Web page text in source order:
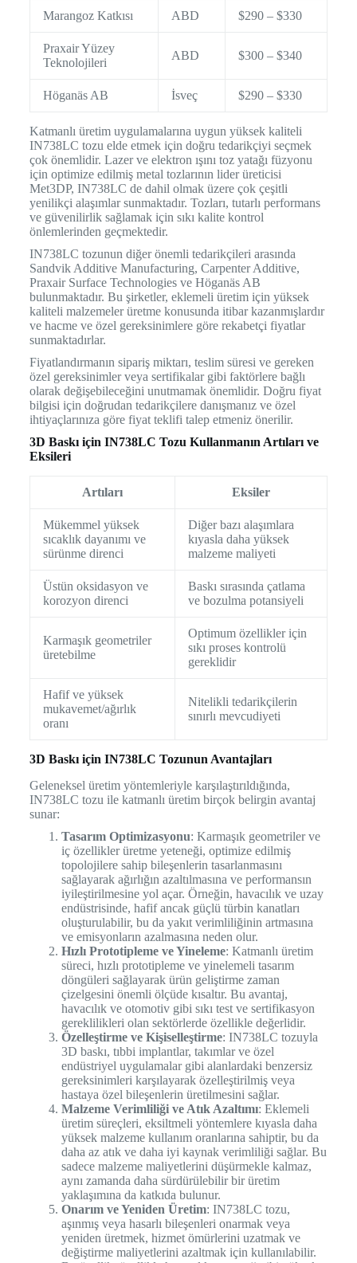
Marangoz Katkısı ABD $290 – $330
Praxair Yüzey
Teknolojileri
ABD $300 – $340
Höganäs AB İsveç $290 – $330
Katmanlı üretim uygulamalarına uygun yüksek kaliteli
IN738LC tozu elde etmek için doğru tedarikçiyi seçmek
çok önemlidir. Lazer ve elektron ışını toz yatağı füzyonu
için optimize edilmiş metal tozlarının lider üreticisi
Met3DP, IN738LC de dahil olmak üzere çok çeşitli
yenilikçi alaşımlar sunmaktadır. Tozları, tutarlı performans
ve güvenilirlik sağlamak için sıkı kalite kontrol
önlemlerinden geçmektedir.
IN738LC tozunun diğer önemli tedarikçileri arasında
Sandvik Additive Manufacturing, Carpenter Additive,
Praxair Surface Technologies ve Höganäs AB
bulunmaktadır. Bu şirketler, eklemeli üretim için yüksek
kaliteli malzemeler üretme konusunda itibar kazanmışlardır
ve hacme ve özel gereksinimlere göre rekabetçi fiyatlar
sunmaktadırlar.
Fiyatlandırmanın sipariş miktarı, teslim süresi ve gereken
özel gereksinimler veya sertifikalar gibi faktörlere bağlı
olarak değişebileceğini unutmamak önemlidir. Doğru fiyat
bilgisi için doğrudan tedarikçilere danışmanız ve özel
ihtiyaçlarınıza göre fiyat teklifi talep etmeniz önerilir.
3D Baskı için IN738LC Tozu Kullanmanın Artıları ve
Eksileri
Artıları Eksiler
Mükemmel yüksek
sıcaklık dayanımı ve
sürünme direnci
Diğer bazı alaşımlara
kıyasla daha yüksek
malzeme maliyeti
Üstün oksidasyon ve
korozyon direnci
Baskı sırasında çatlama
ve bozulma potansiyeli
Karmaşık geometriler
üretebilme
Optimum özellikler için
sıkı proses kontrolü
gereklidir
Hafif ve yüksek
mukavemet/ağırlık
oranı
Nitelikli tedarikçilerin
sınırlı mevcudiyeti
3D Baskı için IN738LC Tozunun Avantajları
Geleneksel üretim yöntemleriyle karşılaştırıldığında,
IN738LC tozu ile katmanlı üretim birçok belirgin avantaj
sunar:
Tasarım Optimizasyonu: Karmaşık geometriler ve
iç özellikler üretme yeteneği, optimize edilmiş
topolojilere sahip bileşenlerin tasarlanmasını
sağlayarak ağırlığın azaltılmasına ve performansın
iyileştirilmesine yol açar. Örneğin, havacılık ve uzay
endüstrisinde, hafif ancak güçlü türbin kanatları
oluşturulabilir, bu da yakıt verimliliğinin artmasına
ve emisyonların azalmasına neden olur.
Hızlı Prototipleme ve Yineleme: Katmanlı üretim
süreci, hızlı prototipleme ve yinelemeli tasarım
döngüleri sağlayarak ürün geliştirme zaman
çizelgesini önemli ölçüde kısaltır. Bu avantaj,
havacılık ve otomotiv gibi sıkı test ve sertifikasyon
gereklilikleri olan sektörlerde özellikle değerlidir.
Özelleştirme ve Kişiselleştirme: IN738LC tozuyla
3D baskı, tıbbi implantlar, takımlar ve özel
endüstriyel uygulamalar gibi alanlardaki benzersiz
gereksinimleri karşılayarak özelleştirilmiş veya
hastaya özel bileşenlerin üretilmesini sağlar.
Malzeme Verimliliği ve Atık Azaltımı: Eklemeli
üretim süreçleri, eksiltmeli yöntemlere kıyasla daha
yüksek malzeme kullanım oranlarına sahiptir, bu da
daha az atık ve daha iyi kaynak verimliliği sağlar. Bu
sadece malzeme maliyetlerini düşürmekle kalmaz,
aynı zamanda daha sürdürülebilir bir üretim
yaklaşımına da katkıda bulunur.
Onarım ve Yeniden Üretim: IN738LC tozu,
aşınmış veya hasarlı bileşenleri onarmak veya
yeniden üretmek, hizmet ömürlerini uzatmak ve
değiştirme maliyetlerini azaltmak için kullanılabilir.